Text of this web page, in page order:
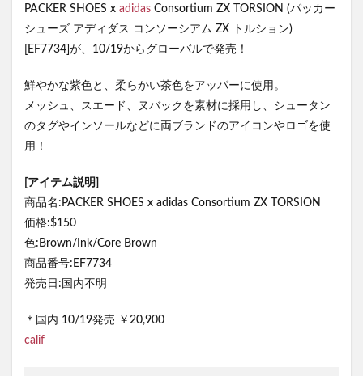
PACKER SHOES x adidas Consortium ZX TORSION (パッカー
シューズ アディダス コンソーシアム ZX トルション)
[EF7734]が、10/19からグローバルで発売！
鮮やかな紫色と、柔らかい茶色をアッパーに使用。
メッシュ、スエード、ヌバックを素材に採用し、シュータン
のタグやインソールなどに両ブランドのアイコンやロゴを使
用！
[アイテム説明]
商品名:PACKER SHOES x adidas Consortium ZX TORSION
価格:$150
色:Brown/Ink/Core Brown
商品番号:EF7734
発売日:国内不明
＊国内 10/19発売 ￥20,900
calif